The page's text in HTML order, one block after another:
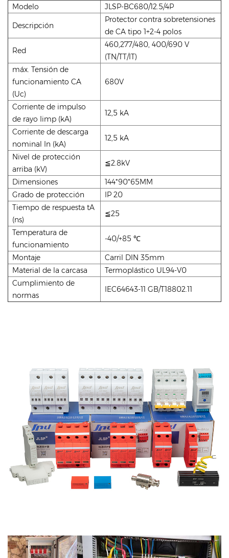
Modelo
JLSP-BC680/12.5/4P
Descripción
Protector contra sobretensiones
de CA tipo 1+2-4 polos
Red
460,277/480, 400/690 V
(TN/TT/IT)
máx. Tensión de
funcionamiento CA
(Uc)
680V
Corriente de impulso
de rayo Iimp (kA)
12,5 kA
Corriente de descarga
nominal In (kA)
12,5 kA
Nivel de protección
arriba (kV)
≦2.8kV
Dimensiones
144*90*65MM
Grado de protección
IP 20
Tiempo de respuesta tA
(ns)
≦25
Temperatura de
funcionamiento
-40/+85 ℃
Montaje
Carril DIN 35mm
Material de la carcasa
Termoplástico UL94-V0
Cumplimiento de
normas
IEC64643-11 GB/T18802.11